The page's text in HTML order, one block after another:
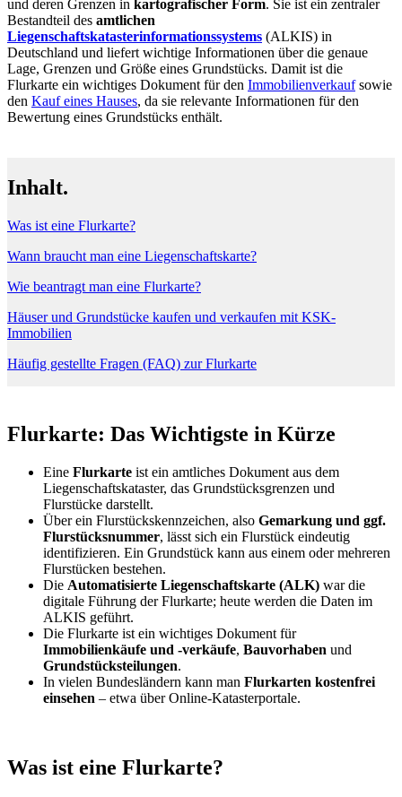
und deren Grenzen in kartografischer Form. Sie ist ein zentraler
Bestandteil des amtlichen
Liegenschaftskatasterinformationssystems (ALKIS) in
Deutschland und liefert wichtige Informationen über die genaue
Lage, Grenzen und Größe eines Grundstücks. Damit ist die
Flurkarte ein wichtiges Dokument für den Immobilienverkaufsowie
den Kauf eines Hauses, da sie relevante Informationen für den
Bewertung eines Grundstücks enthält.
Inhalt.
Was ist eine Flurkarte?
Wann braucht man eine Liegenschaftskarte?
Wie beantragt man eine Flurkarte?
Häuser und Grundstücke kaufen und verkaufen mit KSK-
Immobilien
Häufig gestellte Fragen (FAQ) zur Flurkarte
Flurkarte: Das Wichtigste in Kürze
Eine Flurkarte ist ein amtliches Dokument aus dem
Liegenschaftskataster, das Grundstücksgrenzen und
Flurstücke darstellt.
Über ein Flurstückskennzeichen, also Gemarkung und ggf.
Flurstücksnummer, lässt sich ein Flurstück eindeutig
identifizieren. Ein Grundstück kann aus einem oder mehreren
Flurstücken bestehen.
Die Automatisierte Liegenschaftskarte (ALK) war die
digitale Führung der Flurkarte; heute werden die Daten im
ALKIS geführt.
Die Flurkarte ist ein wichtiges Dokument für
Immobilienkäufe und -verkäufe, Bauvorhaben und
Grundstücksteilungen.
In vielen Bundesländern kann man Flurkarten kostenfrei
einsehen – etwa über Online-Katasterportale.
Was ist eine Flurkarte?